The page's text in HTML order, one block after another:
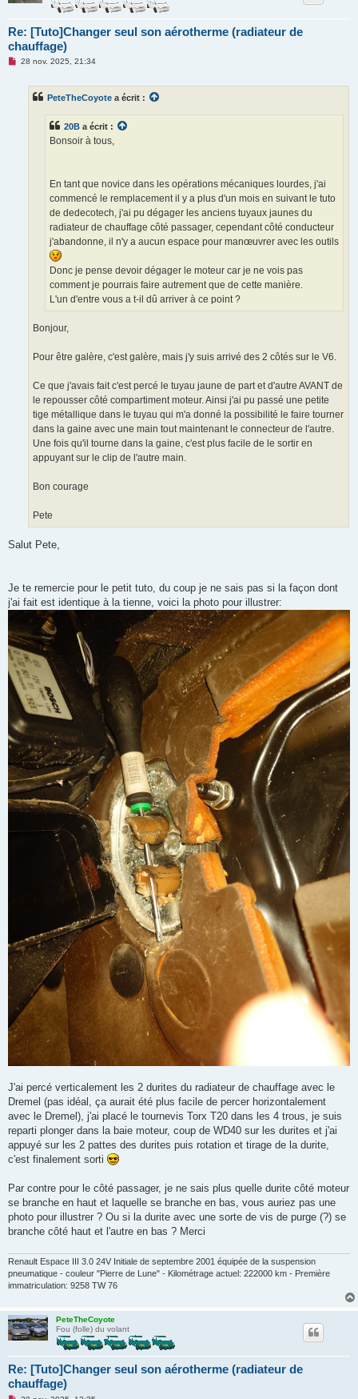
Re: [Tuto]Changer seul son aérotherme (radiateur de
chauffage)
M28 nov. 2025, 21:34
PeteTheCoyote a écrit :
20B a écrit :
Bonsoir à tous,
En tant que novice dans les opérations mécaniques lourdes, j'ai
commencé le remplacement il y a plus d'un mois en suivant le tuto
de dedecotech, j'ai pu dégager les anciens tuyaux jaunes du
radiateur de chauffage côté passager, cependant côté conducteur
j'abandonne, il n'y a aucun espace pour manœuvrer avec les outils
Donc je pense devoir dégager le moteur car je ne vois pas
comment je pourrais faire autrement que de cette manière.
L'un d'entre vous a t-il dû arriver à ce point ?
Bonjour,
Pour être galère, c'est galère, mais j'y suis arrivé des 2 côtés sur le V6.
Ce que j'avais fait c'est percé le tuyau jaune de part et d'autre AVANT de
le repousser côté compartiment moteur. Ainsi j'ai pu passé une petite
tige métallique dans le tuyau qui m'a donné la possibilité le faire tourner
dans la gaine avec une main tout maintenant le connecteur de l'autre.
Une fois qu'il tourne dans la gaine, c'est plus facile de le sortir en
appuyant sur le clip de l'autre main.
Bon courage
Pete
Salut Pete,
Je te remercie pour le petit tuto, du coup je ne sais pas si la façon dont
j'ai fait est identique à la tienne, voici la photo pour illustrer:
J'ai percé verticalement les 2 durites du radiateur de chauffage avec le
Dremel (pas idéal, ça aurait été plus facile de percer horizontalement
avec le Dremel), j'ai placé le tournevis Torx T20 dans les 4 trous, je suis
reparti plonger dans la baie moteur, coup de WD40 sur les durites et j'ai
appuyé sur les 2 pattes des durites puis rotation et tirage de la durite,
c'est finalement sorti
Par contre pour le côté passager, je ne sais plus quelle durite côté moteur
se branche en haut et laquelle se branche en bas, vous auriez pas une
photo pour illustrer ? Ou si la durite avec une sorte de vis de purge (?) se
branche côté haut et l'autre en bas ? Merci
Renault Espace III 3.0 24V Initiale de septembre 2001 équipée de la suspension
pneumatique - couleur "Pierre de Lune" - Kilométrage actuel: 222000 km - Première
immatriculation: 9258 TW 76
PeteTheCoyote
Fou (folle) du volant
Re: [Tuto]Changer seul son aérotherme (radiateur de
chauffage)